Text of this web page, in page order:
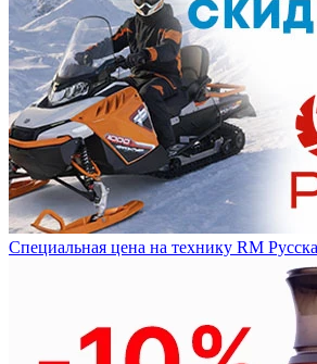
Специальная цена на технику RM